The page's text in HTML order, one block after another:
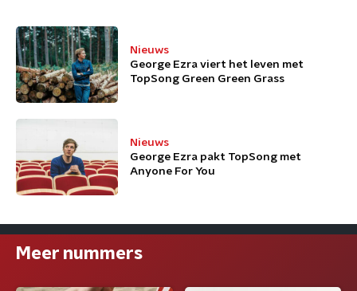
Nieuws
George Ezra viert het leven met
TopSong Green Green Grass
Nieuws
George Ezra pakt TopSong met
Anyone For You
Meer nummers